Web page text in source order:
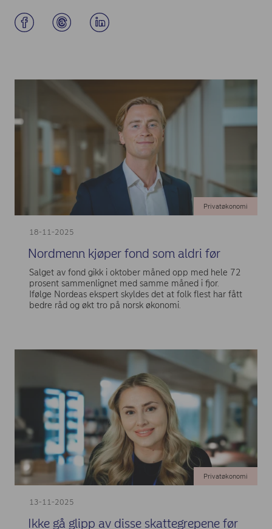
18-11-2025
Privatøkonomi
Nordmenn kjøper fond som aldri før
Salget av fond gikk i oktober måned opp med hele 72
prosent sammenlignet med samme måned i fjor.
Ifølge Nordeas ekspert skyldes det at folk flest har fått
bedre råd og økt tro på norsk økonomi.
13-11-2025
Privatøkonomi
Ikke gå glipp av disse skattegrepene før